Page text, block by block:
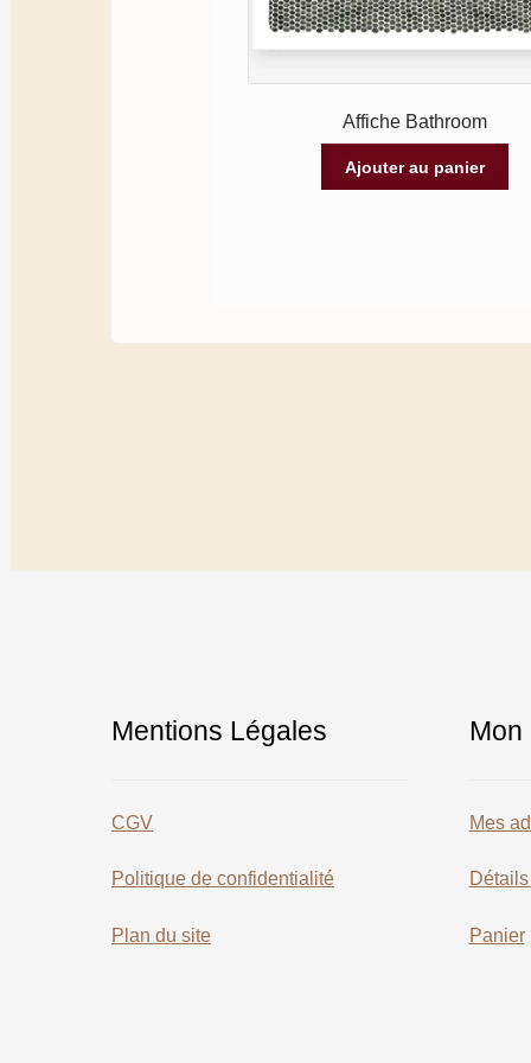
Affiche Bathroom
Ajouter au panier
Mentions Légales
CGV
Politique de confidentialité
Plan du site
Mon
Mes
Panier